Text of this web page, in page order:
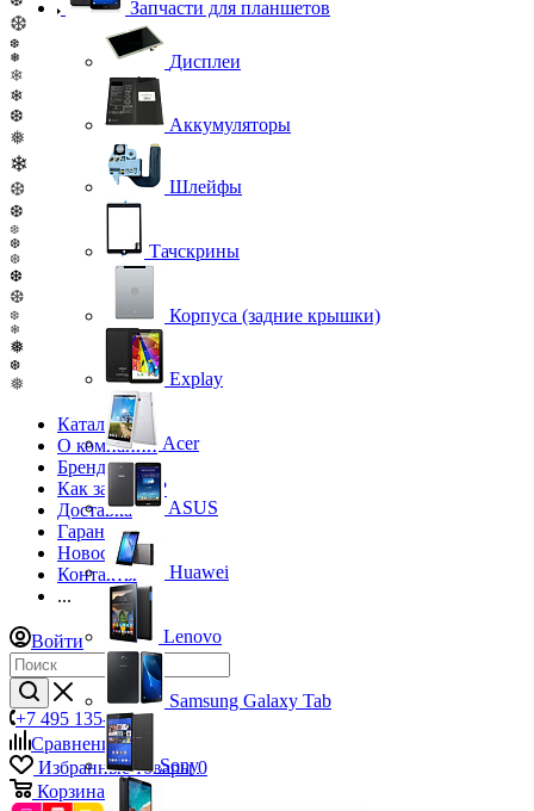
❆
❆
❅
❄
❄
❆
❅
❄
❆
❆
❆
❆
❆
❆
❆
❆
❄
❅
❆
❅
Каталог
О компании
Бренды
Как заказать?
Доставка
Гарантия
Новости
Контакты
...
Войти
+7 495 135-39-43
Сравнение0
Избранные товары 0
Корзина
Запчасти для планшетов
Дисплеи
Аккумуляторы
Шлейфы
Тачскрины
Корпуса (задние крышки)
Explay
Acer
ASUS
Huawei
Lenovo
Samsung Galaxy Tab
Sony